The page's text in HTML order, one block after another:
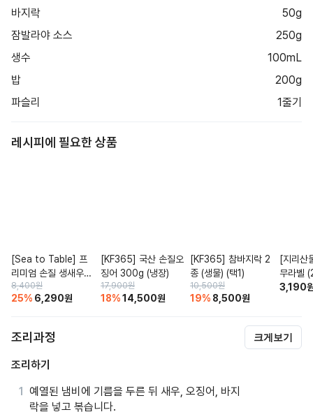
바지락
50g
잠발라야 소스
250g
생수
100mL
밥
200g
파슬리
1줄기
레시피에 필요한 상품
[Sea to Table] 프
리미엄 손질 생새우살
2종(택1)(냉동)(26/3
0 사이즈)
8,400원
25% 6,290원
[KF365] 국산 손질오
징어 300g (냉장)
17,900원
18%14,500원
[KF365] 참바지락 2
종 (생물) (택1)
10,500원
19% 8,500원
[지리산
무라벨
3,190
조리과정 크게보기
조리하기
예열된 냄비에 기름을 두른 뒤 새우, 오징어, 바지
락을 넣고 볶습니다.